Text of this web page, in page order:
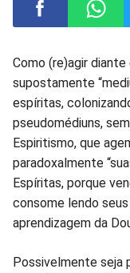
Compartilhar
no
Facebook
no
Como (re)agir
supostamente
espíritas,
pseudomédiuns,
Espiritismo, que
paradoxalmente
Espíritas, porque
consome lendo
aprendizagem da
Possivelmente seja